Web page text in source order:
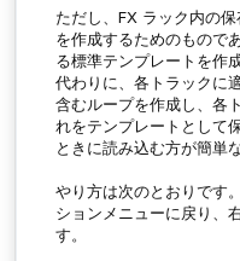
ただし、FX ラック内の
を作成するためのもので
る標準テンプレートを作
代わりに、各トラックに
含むループを作成し、各
れをテンプレートとして
ときに読み込む方が簡単
やり方は次のとおりです
ションメニューに戻り、
す。